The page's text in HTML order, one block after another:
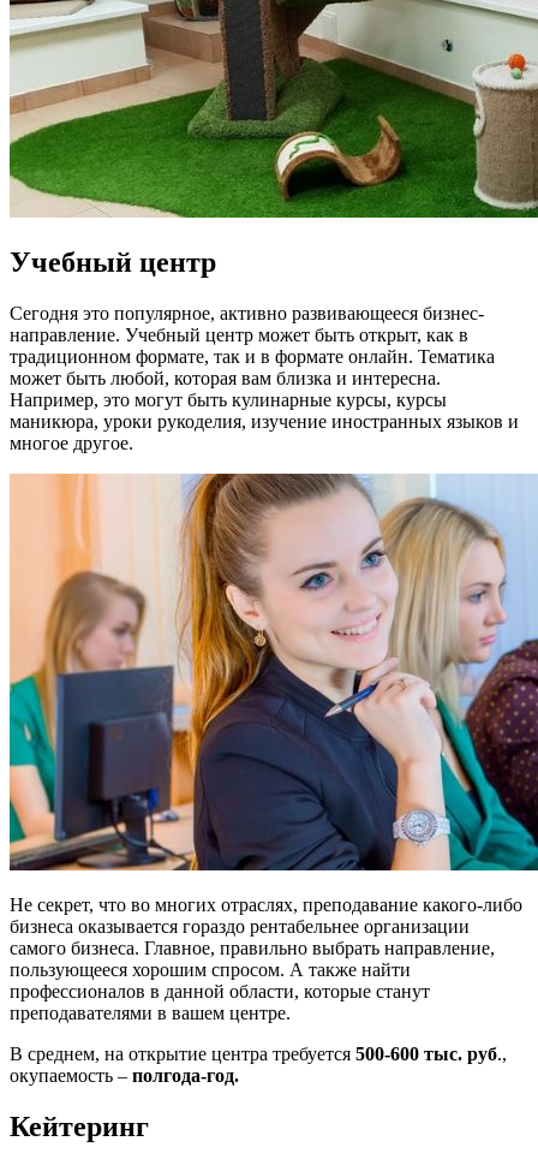
Учебный центр
Сегодня это популярное, активно развивающееся бизнес-
направление. Учебный центр может быть открыт, как в
традиционном формате, так и в формате онлайн. Тематика
может быть любой, которая вам близка и интересна.
Например, это могут быть кулинарные курсы, курсы
маникюра, уроки рукоделия, изучение иностранных языков и
многое другое.
Не секрет, что во многих отраслях, преподавание какого-либо
бизнеса оказывается гораздо рентабельнее организации
самого бизнеса. Главное, правильно выбрать направление,
пользующееся хорошим спросом. А также найти
профессионалов в данной области, которые станут
преподавателями в вашем центре.
В среднем, на открытие центра требуется 500-600 тыс. руб.,
окупаемость – полгода-год.
Кейтеринг